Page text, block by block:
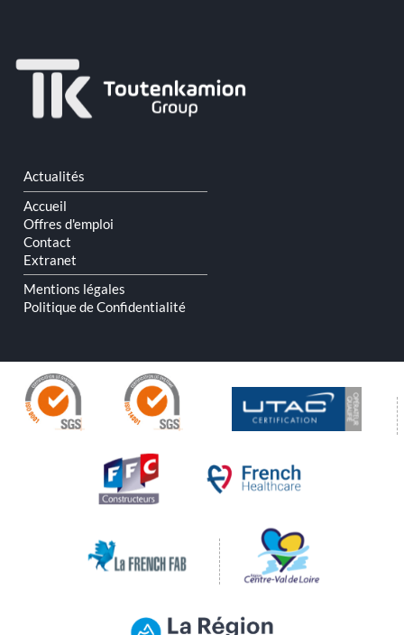
Aller
au
contenu
Actualités
Accueil
Offres d'emploi
Contact
Extranet
Mentions légales
Politique de Confidentialité